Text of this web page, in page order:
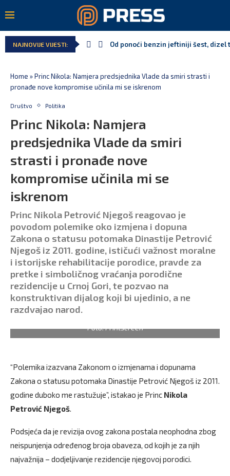
NAJNOVIJE VIJESTI: Od ponoći benzin jeftiniji šest, dizel
Home »Princ Nikola: Namjera predsjednika Vlade da smiri strasti i
pronađe nove kompromise učinila mi se iskrenom
Društvo Politika
Princ Nikola: Namjera
predsjednika Vlade da smiri
strasti i pronađe nove
kompromise učinila mi se
iskrenom
Princ Nikola Petrović Njegoš reagovao je
povodom polemike oko izmjena i dopuna
Zakona o statusu potomaka Dinastije Petrović
Njegoš iz 2011. godine, ističući važnost moralne
i istorijske rehabilitacije porodice, pravde za
pretke i simboličnog vraćanja porodične
rezidencije u Crnoj Gori, te pozvao na
konstruktivan dijalog koji bi ujedinio, a ne
razdvajao narod.
Foto: Printscreen
“Polemika izazvana Zakonom o izmjenama i dopunama
Zakona o statusu potomaka Dinastije Petrović Njegoš iz 2011.
godine duboko me rastužuje”, istakao je Princ Nikola
Petrović Njegoš.
Podsjeća da je revizija ovog zakona postala neophodna zbog
neispunjenja određenog broja obaveza, od kojih je za njih
najvažnija – dodjeljivanje rezidencije njegovoj porodici.